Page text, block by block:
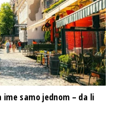
samo jednom – da li